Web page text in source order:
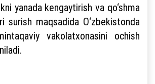
yanada kengaytirish va qo‘shma
surish maqsadida O‘zbekistonda
vakolatxonasini ochish